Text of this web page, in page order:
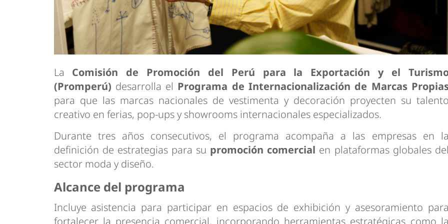
La Comisión de Promoción del Perú para la Exportación y el
(Promperú) desarrolla el Programa de Internacionalización de Marcas
para que las marcas nacionales de vestimenta y decoración proyecten su talento
creativo en ferias, pop-ups y showrooms internacionales especializados.
Durante tres años consecutivos, el programa acompaña a las empresas en la
definición de estrategias para su promoción comercial en plataformas globales del
sector moda y diseño.
Alcance del programa
Incluye asistencia para participar en espacios de exhibición y asesoramiento para
fortalecer la presencia comercial, incorporando herramientas estratégicas como la